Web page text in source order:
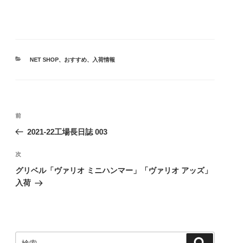
カ
NET SHOP、 おすすめ、 入荷情報
投
ビ
ゲ
ー
前
の
稿
前
2021-22工場長日誌 003
次
の
投
次
グリベル「ヴァリオ ミニハンマー」「ヴァリオ アッズ」
入荷